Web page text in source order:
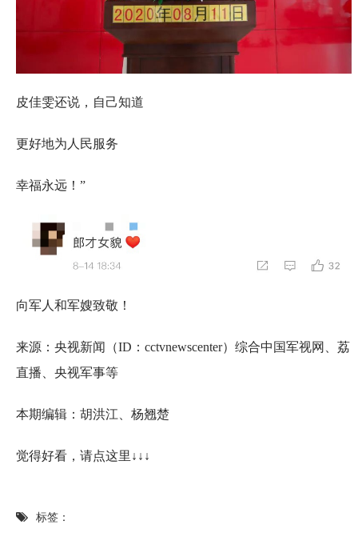
皮佳雯还说，自己知道
更好地为人民服务
幸福永远！”
向军人和军嫂致敬！
来源：央视新闻（ID：cctvnewscenter）综合中国军视网、荔
直播、央视军事等
本期编辑：胡洪江、杨翘楚
觉得好看，请点这里↓↓↓
标签：